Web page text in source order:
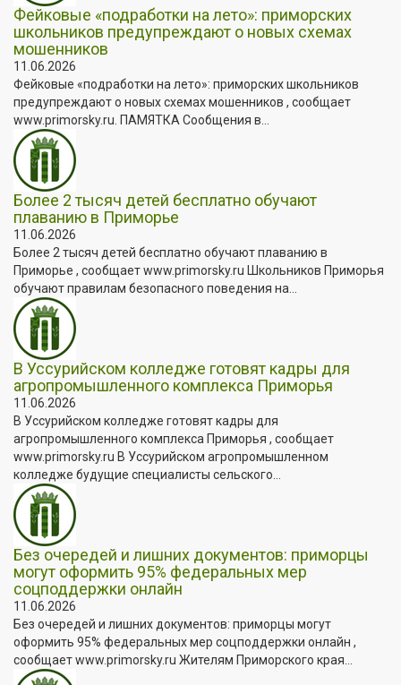
Фейковые «подработки на лето»: приморских
школьников предупреждают о новых схемах
мошенников
11.06.2026
Фейковые «подработки на лето»: приморских школьников
предупреждают о новых схемах мошенников , сообщает
www.primorsky.ru. ПАМЯТКА Сообщения в...
Более 2 тысяч детей бесплатно обучают
плаванию в Приморье
11.06.2026
Более 2 тысяч детей бесплатно обучают плаванию в
Приморье , сообщает www.primorsky.ru Школьников Приморья
обучают правилам безопасного поведения на...
В Уссурийском колледже готовят кадры для
агропромышленного комплекса Приморья
11.06.2026
В Уссурийском колледже готовят кадры для
агропромышленного комплекса Приморья , сообщает
www.primorsky.ru В Уссурийском агропромышленном
колледже будущие специалисты сельского...
Без очередей и лишних документов: приморцы
могут оформить 95% федеральных мер
соцподдержки онлайн
11.06.2026
Без очередей и лишних документов: приморцы могут
оформить 95% федеральных мер соцподдержки онлайн ,
сообщает www.primorsky.ru Жителям Приморского края...